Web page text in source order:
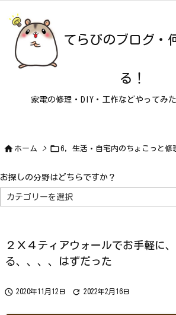
てらぴのブログ・
る！
家電の修理・DIY・工作などやってみ
 ホーム > 6，生活・自宅内のちょこっと修
お探しの分野はどちらですか？
探
し
は
ど
ち
ら
か？
２Ｘ４ティアウォールでお手軽に
る、、、、はずだった
 2020年11月12日  2022年2月16日